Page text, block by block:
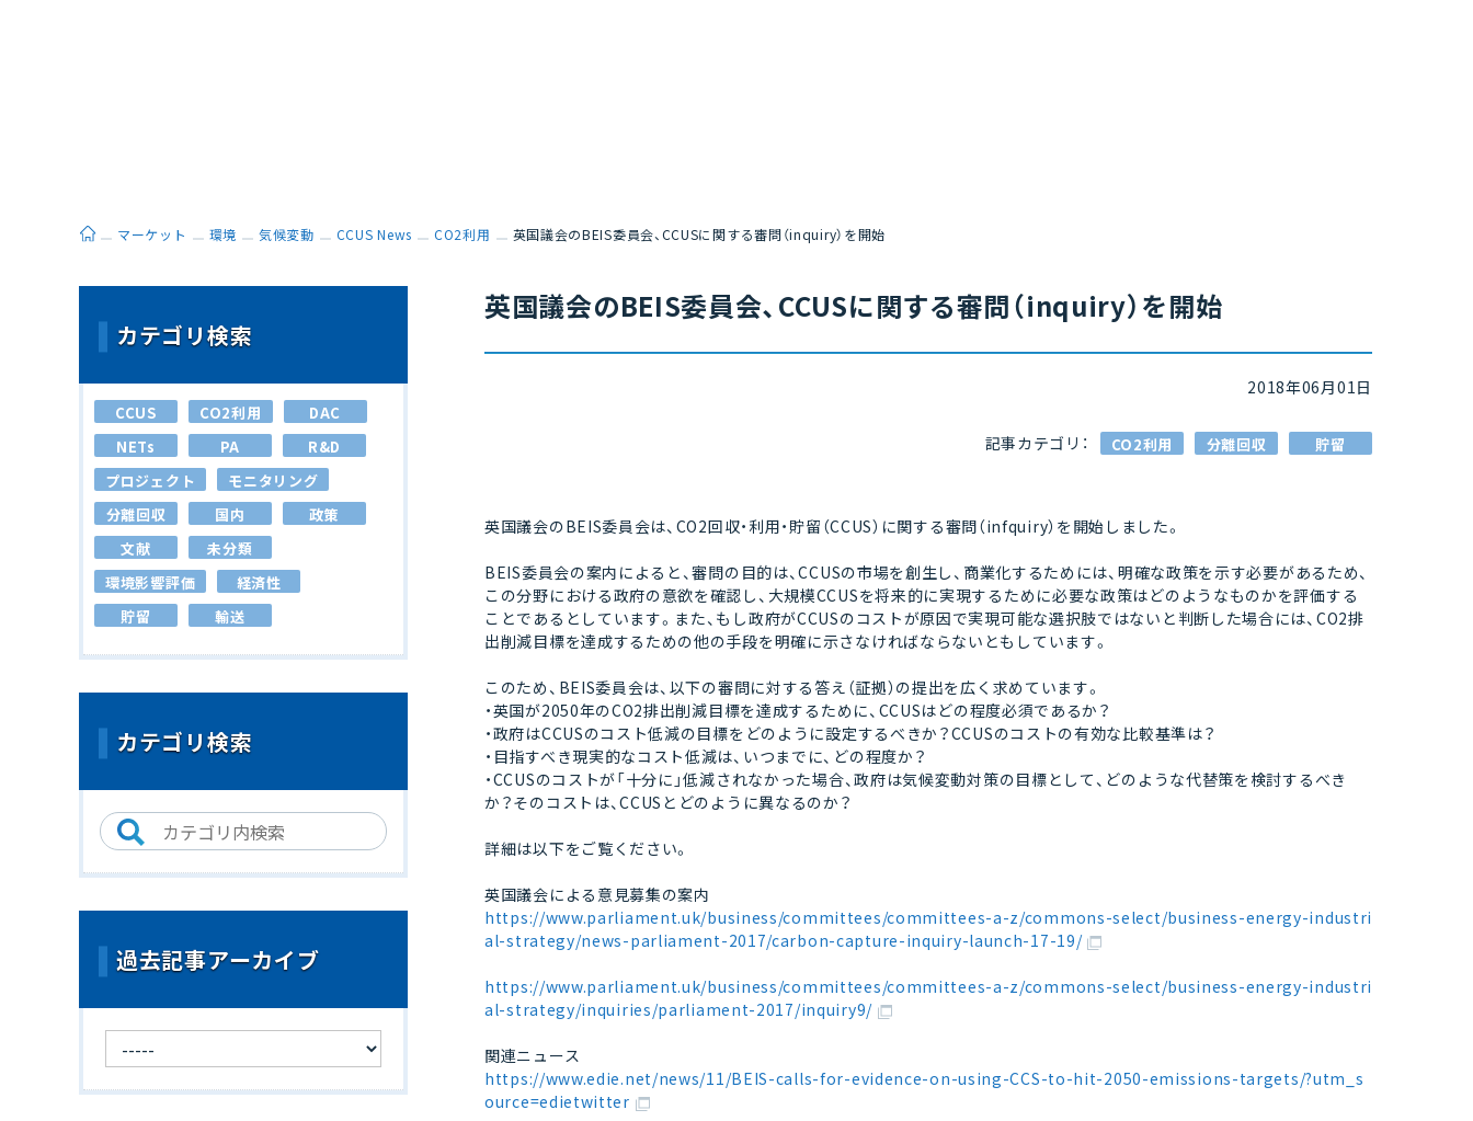
ホームマーケット 環境 気候変動 CCUS News CO2利用 英国議会のBEIS委員会、CCUSに関する審問（inquiry）を開始
英国議会のBEIS委員会、CCUSに関する審問（inquiry）を開始
2018年06月01日
記事カテゴリ： CO2利用 分離回収 貯留
英国議会のBEIS委員会は、CO2回収・利用・貯留（CCUS）に関する審問（infquiry）を開始しました。
BEIS委員会の案内によると、審問の目的は、CCUSの市場を創生し、商業化するためには、明確な政策を示す必要があるため、
この分野における政府の意欲を確認し、大規模CCUSを将来的に実現するために必要な政策はどのようなものかを評価する
ことであるとしています。また、もし政府がCCUSのコストが原因で実現可能な選択肢ではないと判断した場合には、CO2排
出削減目標を達成するための他の手段を明確に示さなければならないともしています。
このため、BEIS委員会は、以下の審問に対する答え（証拠）の提出を広く求めています。
・英国が2050年のCO2排出削減目標を達成するために、CCUSはどの程度必須であるか？
・政府はCCUSのコスト低減の目標をどのように設定するべきか？CCUSのコストの有効な比較基準は？
・目指すべき現実的なコスト低減は、いつまでに、どの程度か？
・CCUSのコストが「十分に」低減されなかった場合、政府は気候変動対策の目標として、どのような代替策を検討するべき
か？そのコストは、CCUSとどのように異なるのか？
詳細は以下をご覧ください。
英国議会による意見募集の案内
https://www.parliament.uk/business/committees/committees-a-z/commons-select/business-energy-industri
al-strategy/news-parliament-2017/carbon-capture-inquiry-launch-17-19/
https://www.parliament.uk/business/committees/committees-a-z/commons-select/business-energy-industri
al-strategy/inquiries/parliament-2017/inquiry9/
関連ニュース
https://www.edie.net/news/11/BEIS-calls-for-evidence-on-using-CCS-to-hit-2050-emissions-targets/?utm_s
ource=edietwitter
カテゴリ検索
CCUS CO2利用
DAC
NETs
PA
R&D
プロジェクト
モニタリング
分離回収
国内
政策
文献
未分類
環境影響評価
経済性
貯留
輸送
カテゴリ検索
過去記事アーカイブ